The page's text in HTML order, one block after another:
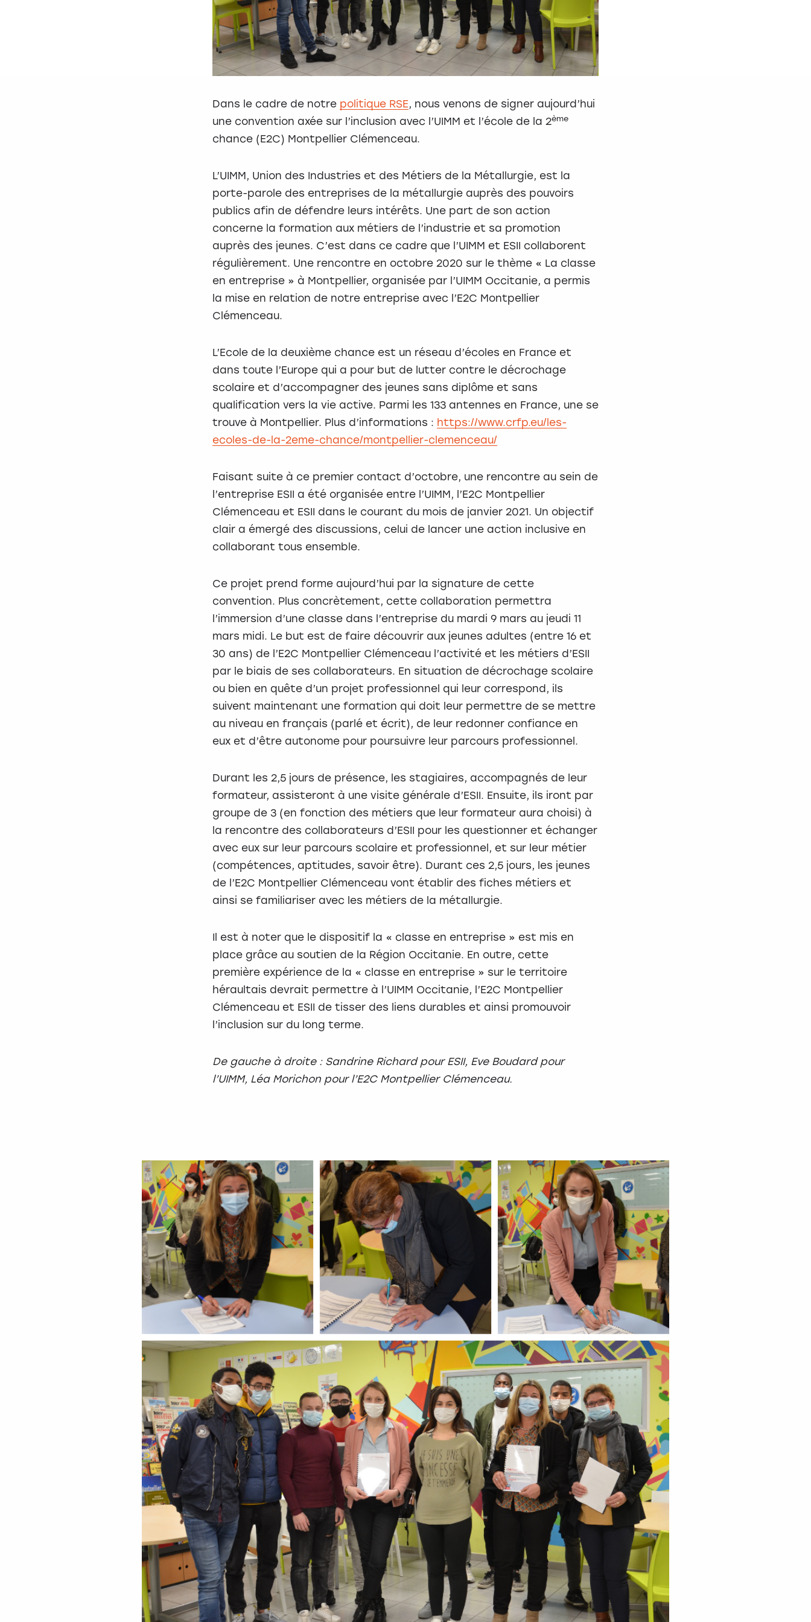
Dans le cadre de notre politique RSE, nous venons de signer aujourd’hui
une convention axée sur l’inclusion avec l’UIMM et l’école de la 2ème
chance (E2C) Montpellier Clémenceau.
L’UIMM, Union des Industries et des Métiers de la Métallurgie, est la
porte-parole des entreprises de la métallurgie auprès des pouvoirs
publics afin de défendre leurs intérêts. Une part de son action
concerne la formation aux métiers de l’industrie et sa promotion
auprès des jeunes. C’est dans ce cadre que l’UIMM et ESII collaborent
régulièrement. Une rencontre en octobre 2020 sur le thème « La classe
en entreprise » à Montpellier, organisée par l’UIMM Occitanie, a permis
la mise en relation de notre entreprise avec l’E2C Montpellier
Clémenceau.
L’Ecole de la deuxième chance est un réseau d’écoles en France et
dans toute l’Europe qui a pour but de lutter contre le décrochage
scolaire et d’accompagner des jeunes sans diplôme et sans
qualification vers la vie active. Parmi les 133 antennes en France, une se
trouve à Montpellier. Plus d’informations : https://www.crfp.eu/les-
ecoles-de-la-2eme-chance/montpellier-clemenceau/
Faisant suite à ce premier contact d’octobre, une rencontre au sein de
l’entreprise ESII a été organisée entre l’UIMM, l’E2C Montpellier
Clémenceau et ESII dans le courant du mois de janvier 2021. Un objectif
clair a émergé des discussions, celui de lancer une action inclusive en
collaborant tous ensemble.
Ce projet prend forme aujourd’hui par la signature de cette
convention. Plus concrètement, cette collaboration permettra
l’immersion d’une classe dans l’entreprise du mardi 9 mars au jeudi 11
mars midi. Le but est de faire découvrir aux jeunes adultes (entre 16 et
30 ans) de l’E2C Montpellier Clémenceau l’activité et les métiers d’ESII
par le biais de ses collaborateurs. En situation de décrochage scolaire
ou bien en quête d’un projet professionnel qui leur correspond, ils
suivent maintenant une formation qui doit leur permettre de se mettre
au niveau en français (parlé et écrit), de leur redonner confiance en
eux et d’être autonome pour poursuivre leur parcours professionnel.
Durant les 2,5 jours de présence, les stagiaires, accompagnés de leur
formateur, assisteront à une visite générale d’ESII. Ensuite, ils iront par
groupe de 3 (en fonction des métiers que leur formateur aura choisi) à
la rencontre des collaborateurs d’ESII pour les questionner et échanger
avec eux sur leur parcours scolaire et professionnel, et sur leur métier
(compétences, aptitudes, savoir être). Durant ces 2,5 jours, les jeunes
de l’E2C Montpellier Clémenceau vont établir des fiches métiers et
ainsi se familiariser avec les métiers de la métallurgie.
Il est à noter que le dispositif la « classe en entreprise » est mis en
place grâce au soutien de la Région Occitanie. En outre, cette
première expérience de la « classe en entreprise » sur le territoire
héraultais devrait permettre à l’UIMM Occitanie, l’E2C Montpellier
Clémenceau et ESII de tisser des liens durables et ainsi promouvoir
l’inclusion sur du long terme.
De gauche à droite : Sandrine Richard pour ESII, Eve Boudard pour
l’UIMM, Léa Morichon pour l’E2C Montpellier Clémenceau.